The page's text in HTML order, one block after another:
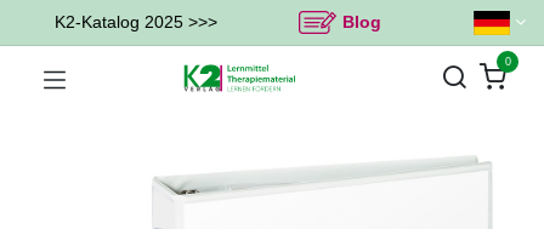
K2-Katalog 2025 >>> Blog
0